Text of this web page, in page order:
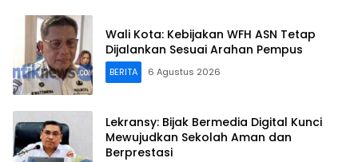
Wali Kota: Kebijakan WFH ASN Tetap
Dijalankan Sesuai Arahan Pempus
BERITA 6 Agustus 2026
Lekransy: Bijak Bermedia Digital Kunci
Mewujudkan Sekolah Aman dan
Berprestasi